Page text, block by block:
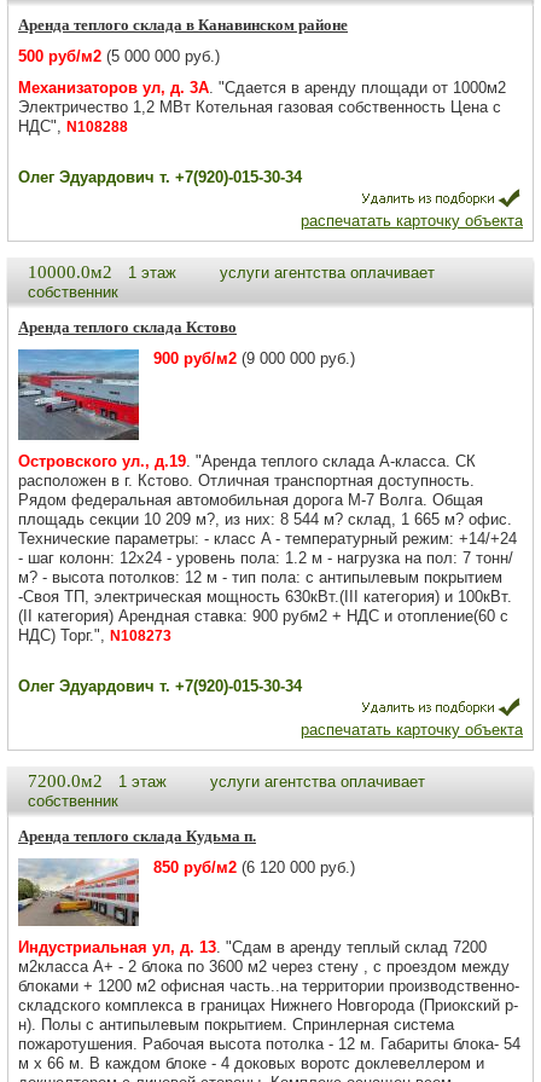
Аренда теплого склада в Канавинском районе
500 руб/м2 (5 000 000 руб.)
Механизаторов ул, д. 3А. "Сдается в аренду площади от 1000м2
Электричество 1,2 МВт Котельная газовая собственность Цена с
НДС", N108288
Олег Эдуардович т. +7(920)-015-30-34
распечатать карточку объекта
10000.0м2 1 этаж
услуги агентства оплачивает
собственник
Аренда теплого склада Кстово
900 руб/м2 (9 000 000 руб.)
Островского ул., д.19. "Аренда теплого склада А-класса. СК
расположен в г. Кстово. Отличная транспортная доступность.
Рядом федеральная автомобильная дорога М-7 Волга. Общая
площадь секции 10 209 м?, из них: 8 544 м? склад, 1 665 м? офис.
Технические параметры: - класс A - температурный режим: +14/+24
- шаг колонн: 12x24 - уровень пола: 1.2 м - нагрузка на пол: 7 тонн/
м? - высота потолков: 12 м - тип пола: с антипылевым покрытием
-Своя ТП, электрическая мощность 630кВт.(III категория) и 100кВт.
(II категория) Арендная ставка: 900 рубм2 + НДС и отопление(60 с
НДС) Торг.", N108273
Олег Эдуардович т. +7(920)-015-30-34
распечатать карточку объекта
7200.0м2 1 этаж
услуги агентства оплачивает
собственник
Аренда теплого склада Кудьма п.
850 руб/м2 (6 120 000 руб.)
Индустриальная ул, д. 13. "Сдам в аренду теплый склад 7200
м2класса А+ - 2 блока по 3600 м2 через стену , с проездом между
блоками + 1200 м2 офисная часть..на территории производственно-
складского комплекса в границах Нижнего Новгорода (Приокский р-
н). Полы с антипылевым покрытием. Спринлерная система
пожаротушения. Рабочая высота потолка - 12 м. Габариты блока- 54
м х 66 м. В каждом блоке - 4 доковых воротс доклевеллером и